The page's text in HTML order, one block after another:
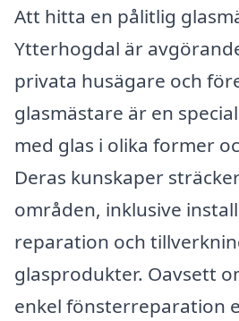
Att hitta en pålitlig
Ytterhogdal är
privata husägare och
glasmästare är en
med glas i olika former
Deras kunskaper
områden, inklusive
reparation och
glasprodukter. Oavsett
enkel fönsterreparation